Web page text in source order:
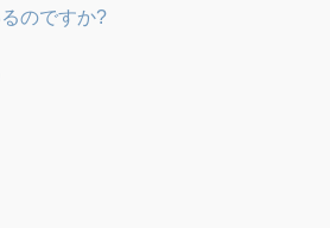
のですか?